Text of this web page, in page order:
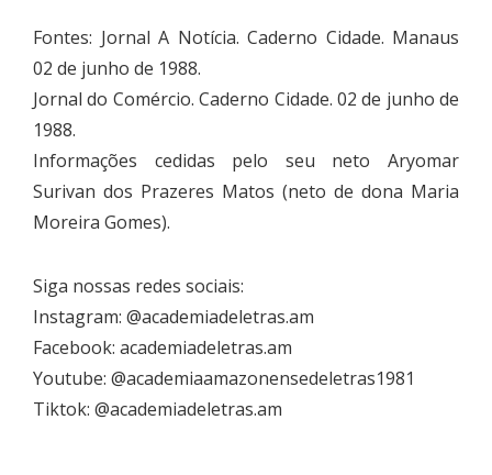
Fontes: Jornal A Notícia. Caderno Cidade. Manaus
02 de junho de 1988.
Jornal do Comércio. Caderno Cidade. 02 de junho de
1988.
Informações cedidas pelo seu neto Aryomar
Surivan dos Prazeres Matos (neto de dona Maria
Moreira Gomes).
Siga nossas redes sociais:
Instagram: @academiadeletras.am
Facebook: academiadeletras.am
Youtube: @academiaamazonensedeletras1981
Tiktok: @academiadeletras.am